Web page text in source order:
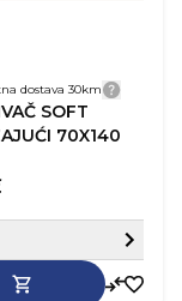
dostava 30km Detalji
SOFT
70X140